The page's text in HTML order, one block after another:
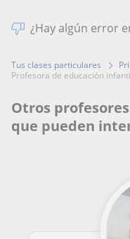
¿Hay algún error
Tus clases particulares
profesora de educación
Otros
que pueden